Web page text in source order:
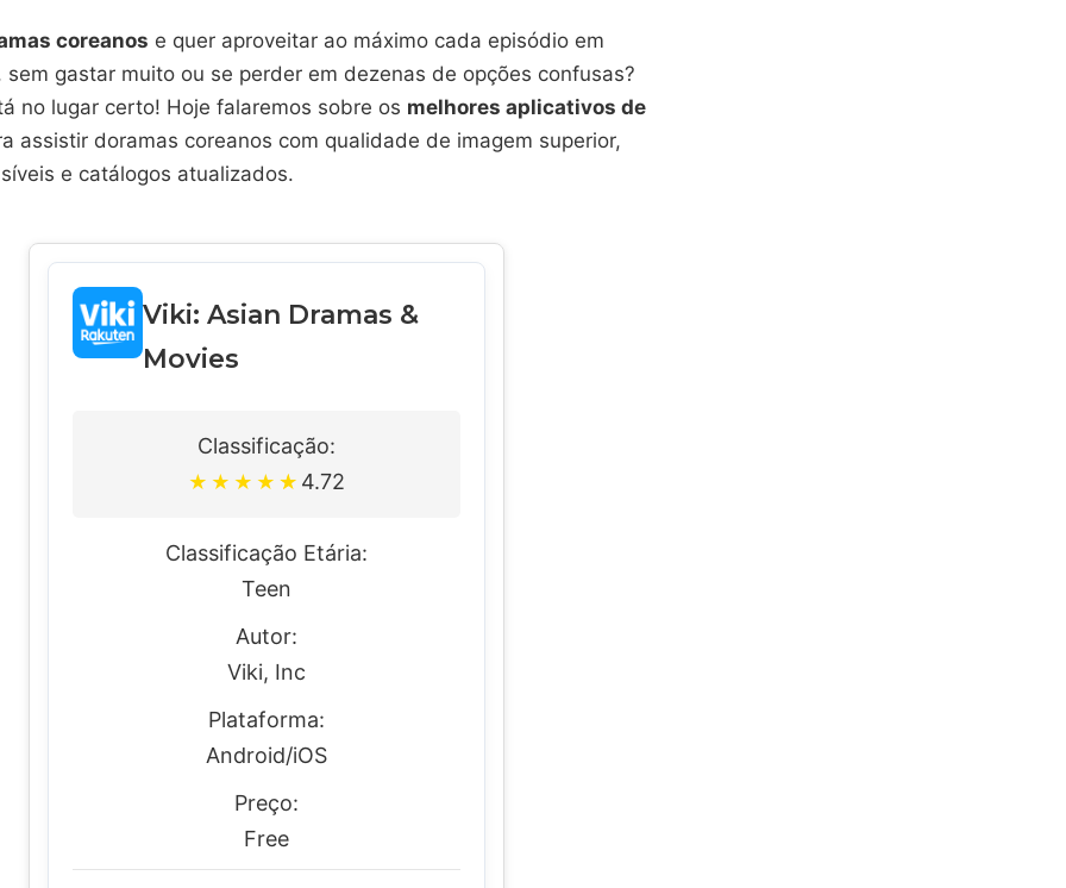
coreanos e quer aproveitar ao máximo cada episódio em
sem gastar muito ou se perder em dezenas de opções confusas?
no lugar certo! Hoje falaremos sobre os melhores aplicativos de
assistir doramas coreanos com qualidade de imagem superior,
e catálogos atualizados.
Viki: Asian Dramas &
Movies
Classificação:
★ ★ ★ ★ ★ 4.72
Classificação Etária:
Teen
Autor:
Viki, Inc
Plataforma:
Android/iOS
Preço:
Free